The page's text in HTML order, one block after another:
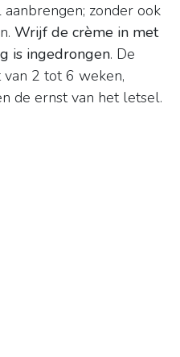
zonder ook
Wrijf de crème in met
is ingedrongen. De
2 tot 6 weken,
de ernst van het letsel.